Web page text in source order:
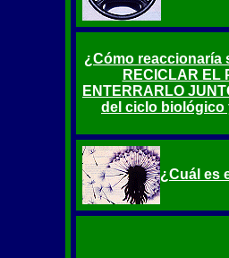
¿Cómo reaccionaría
RECICLAR EL
ENTERRARLO
del ciclo biológico
¿Cuál es